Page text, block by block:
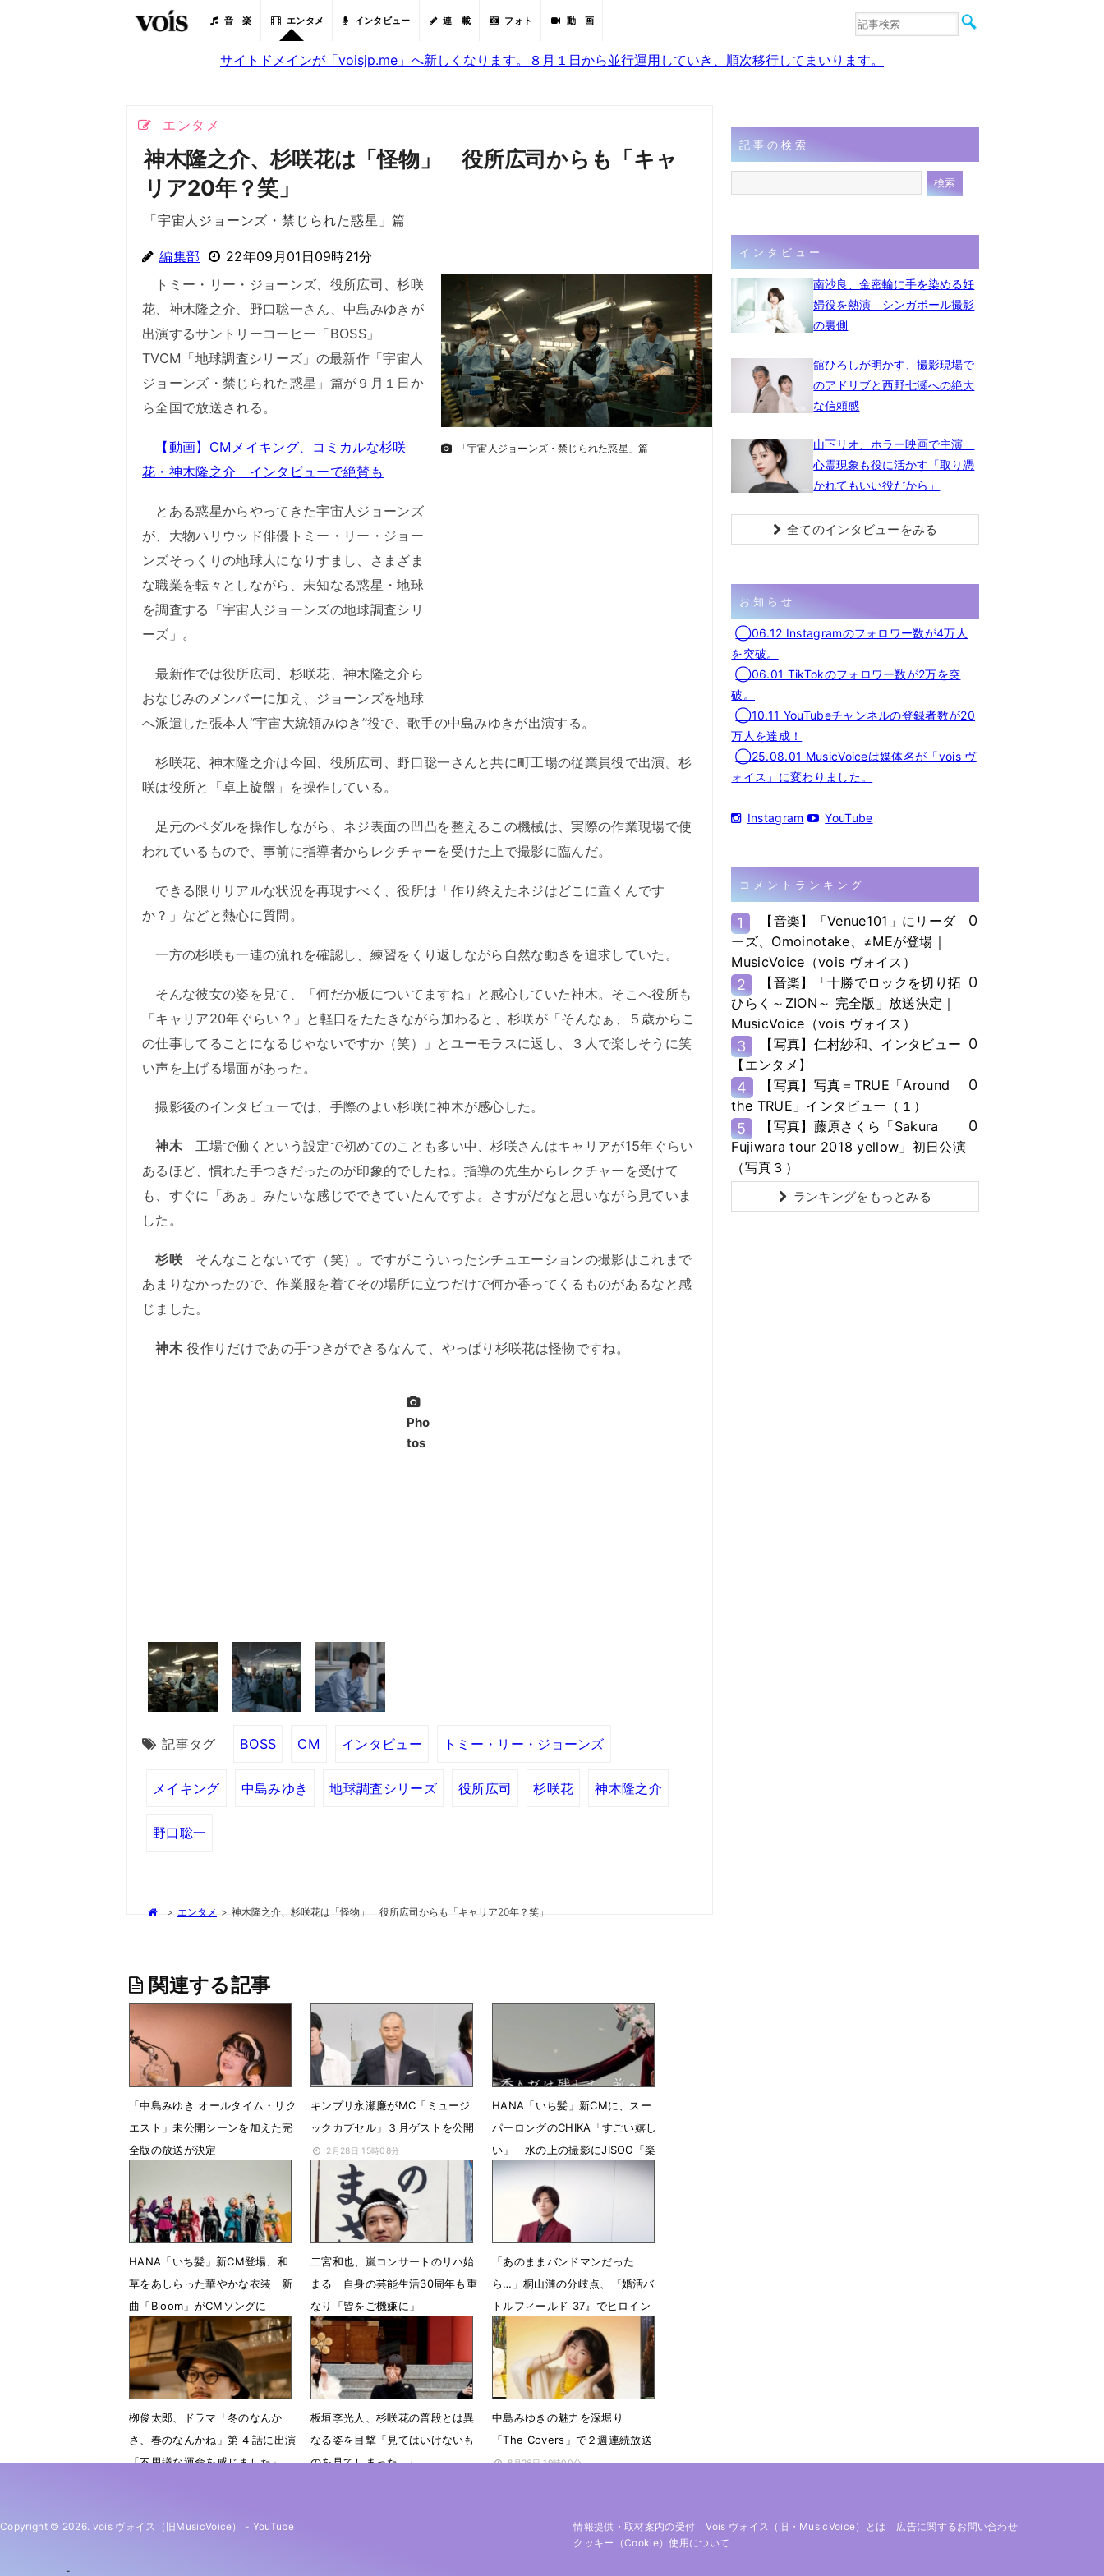
音 楽 エンタメ インタビュー 連 載 フォト 動 画
音楽
サイトドメインが「voisjp.me」へ新しくなります。８月１日から並行運用していき、順次移行してまいります。
エンタメ
神木隆之介、杉咲花は「怪物」 役所広司からも「キャ
リア20年？笑」
「宇宙人ジョーンズ・禁じられた惑星」篇
編集部 22年09月01日09時21分
「宇宙人ジョーンズ・禁じられた惑星」篇
トミー・リー・ジョーンズ、役所広司、杉咲
花、神木隆之介、野口聡一さん、中島みゆきが
出演するサントリーコーヒー「BOSS」
TVCM「地球調査シリーズ」の最新作「宇宙人
ジョーンズ・禁じられた惑星」篇が９月１日か
ら全国で放送される。
【動画】CMメイキング、コミカルな杉咲
花・神木隆之介 インタビューで絶賛も
とある惑星からやってきた宇宙人ジョーンズ
が、大物ハリウッド俳優トミー・リー・ジョー
ンズそっくりの地球人になりすまし、さまざま
な職業を転々としながら、未知なる惑星・地球
を調査する「宇宙人ジョーンズの地球調査シリ
ーズ」。
最新作では役所広司、杉咲花、神木隆之介ら
おなじみのメンバーに加え、ジョーンズを地球
へ派遣した張本人“宇宙大統領みゆき”役で、歌手の中島みゆきが出演する。
杉咲花、神木隆之介は今回、役所広司、野口聡一さんと共に町工場の従業員役で出演。杉
咲は役所と「卓上旋盤」を操作している。
足元のペダルを操作しながら、ネジ表面の凹凸を整えるこの機械は、実際の作業現場で使
われているもので、事前に指導者からレクチャーを受けた上で撮影に臨んだ。
できる限りリアルな状況を再現すべく、役所は「作り終えたネジはどこに置くんです
か？」などと熱心に質問。
一方の杉咲も一連の流れを確認し、練習をくり返しながら自然な動きを追求していた。
そんな彼女の姿を見て、「何だか板についてますね」と感心していた神木。そこへ役所も
「キャリア20年ぐらい？」と軽口をたたきながら加わると、杉咲が「そんなぁ、５歳からこ
の仕事してることになるじゃないですか（笑）」とユーモラスに返し、３人で楽しそうに笑
い声を上げる場面があった。
撮影後のインタビューでは、手際のよい杉咲に神木が感心した。
神木工場で働くという設定で初めてのことも多い中、杉咲さんはキャリアが15年ぐらい
あるほど、慣れた手つきだったのが印象的でしたね。指導の先生からレクチャーを受けて
も、すぐに「あぁ」みたいな感じでできていたんですよ。さすがだなと思いながら見ていま
した。
杉咲そんなことないです（笑）。ですがこういったシチュエーションの撮影はこれまで
あまりなかったので、作業服を着てその場所に立つだけで何か香ってくるものがあるなと感
じました。
神木役作りだけであの手つきができるなんて、やっぱり杉咲花は怪物ですね。
Pho
tos
記事タグ BOSS CM インタビュー トミー・リー・ジョーンズ
メイキング 中島みゆき 地球調査シリーズ 役所広司 杉咲花 神木隆之介
野口聡一
> エンタメ > 神木隆之介、杉咲花は「怪物」 役所広司からも「キャリア20年？笑」
関連する記事
「中島みゆき オールタイム・リク
エスト」未公開シーンを加えた完
全版の放送が決定
キンプリ永瀬廉がMC「ミュージ
ックカプセル」３月ゲストを公開
2月28日 15時08分
HANA「いち髪」新CMに、スー
パーロングのCHIKA「すごい嬉し
い」 水の上の撮影にJISOO「楽
しかった」
2月20日 07時43分
HANA「いち髪」新CM登場、和
草をあしらった華やかな衣装 新
曲「Bloom」がCMソングに
2月20日 07時29分
二宮和也、嵐コンサートのリハ始
まる 自身の芸能生活30周年も重
なり「皆をご機嫌に」
2月4日 13時02分
「あのままバンドマンだった
ら…」桐山漣の分岐点、『婚活バ
トルフィールド 37』でヒロイン
の恋人役
1月30日 07時00分
栁俊太郎、ドラマ「冬のなんか
さ、春のなんかね」第 4 話に出演
「不思議な運命を感じました」
板垣李光人、杉咲花の普段とは異
なる姿を目撃「見てはいけないも
のを見てしまった…」
中島みゆきの魅力を深堀り
「The Covers」で２週連続放送
8月26日 19時00分
記事の検索
インタビュー
南沙良、金密輸に手を染める妊
婦役を熱演 シンガポール撮影
の裏側
舘ひろしが明かす、撮影現場で
のアドリブと西野七瀬への絶大
な信頼感
山下リオ、ホラー映画で主演
心霊現象も役に活かす「取り憑
かれてもいい役だから」
全てのインタビューをみる
お知らせ
◯06.12 Instagramのフォロワー数が4万人
を突破。
◯06.01 TikTokのフォロワー数が2万を突
破。
◯10.11 YouTubeチャンネルの登録者数が20
万人を達成！
◯25.08.01 MusicVoiceは媒体名が「vois ヴ
ォイス」に変わりました。
Instagram YouTube
コメントランキング
1
【音楽】「Venue101」にリーダ
ーズ、Omoinotake、≠MEが登場｜
MusicVoice（vois ヴォイス）
0
2
【音楽】「十勝でロックを切り拓
ひらく～ZION～ 完全版」放送決定｜
MusicVoice（vois ヴォイス）
0
3
【写真】仁村紗和、インタビュー
【エンタメ】
0
4
【写真】写真＝TRUE「Around
the TRUE」インタビュー（１）
0
5
【写真】藤原さくら「Sakura
Fujiwara tour 2018 yellow」初日公演
（写真３）
0
ランキングをもっとみる
Copyright © 2026. vois ヴォイス（旧MusicVoice） - YouTube 情報提供・取材案内の受付 Vois ヴォイス（旧・MusicVoice）とは
広告に関するお問い合わせ
クッキー（cookie）使用について
-